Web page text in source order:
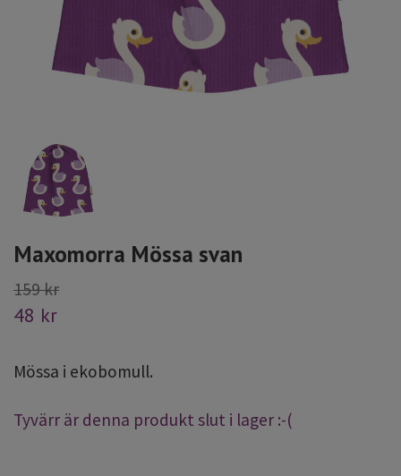
Maxomorra Mössa svan
159 kr
48 kr
Mössa i ekobomull.
Tyvärr är denna produkt slut i lager :-(